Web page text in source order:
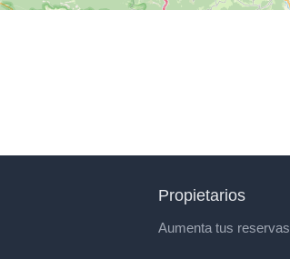
Propietarios
Aumenta tus reservas